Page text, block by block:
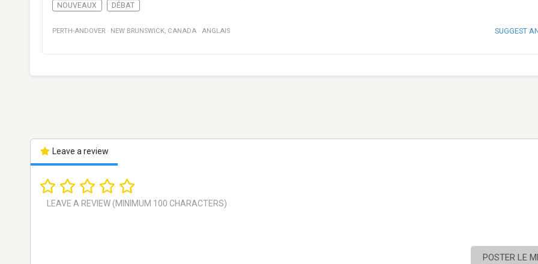
NOUVEAUX
DÉBAT
PERTH-ANDOVER · NEW BRUNSWICK, CANADA · ANGLAIS SUGGEST
Leave a review
POSTER LE